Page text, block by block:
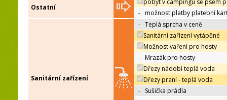
Ostatní
pobyt v campingu se psem
- možnost platby platební
Sanitární zařízení
- Teplá sprcha v ceně
Sanitární zařízení vytápěné
Možnost vaření pro hosty
- Mrazák pro hosty
Dřezy nádobí teplá voda
Dřezy praní - teplá voda
- Sušička prádla